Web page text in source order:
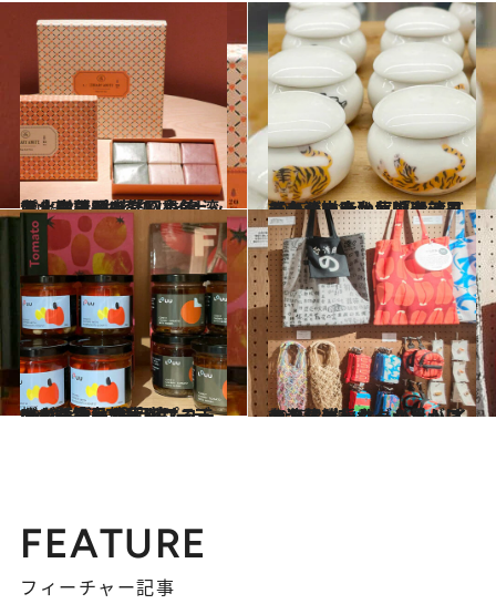
2025.8.7
お土産にぴったり！ 台湾フルーツ×お茶のパイナップルケーキも楽しめる、台北で話題の「図書館風」洋菓子店
旅＆お出かけ 2025.6.21
【台湾土産】厄除け効果もある!? 大人気「台湾バーム」のほか、厳選アイテムが揃う台北のライフスタイルショップ
旅＆お出かけ
2025.5.3
オイル漬けやポップコーンが話題。“注目度No.1”台湾フードコーディネーターが手がけるモダンな食品雑貨店
旅＆お出かけ 2025.3.15
台湾リピーター必見！ インフルエンサーが手がける人気セレクトショップの台湾雑貨＆グルメ
旅＆お出かけ
FEATURE
フィーチャー記事